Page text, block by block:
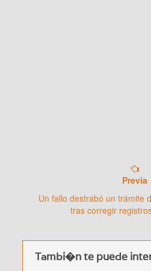
Previa
Un fallo destrabó un trámite
tras corregir
Tambi�n te puede